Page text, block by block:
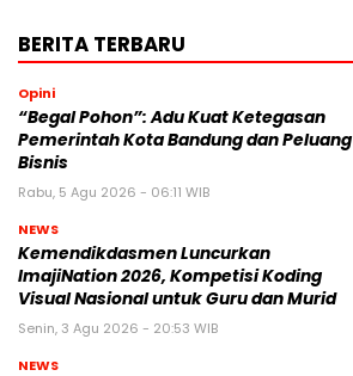
BERITA TERBARU
Opini
“Begal Pohon”: Adu Kuat Ketegasan
Pemerintah Kota Bandung dan Peluang
Bisnis
Rabu, 5 Agu 2026 - 06:11 WIB
NEWS
Kemendikdasmen Luncurkan
ImajiNation 2026, Kompetisi Koding
Visual Nasional untuk Guru dan Murid
Senin, 3 Agu 2026 - 20:53 WIB
NEWS